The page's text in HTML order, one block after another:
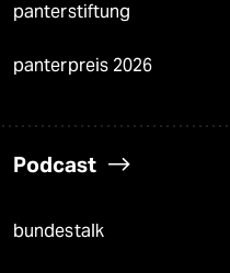
panterstiftung
panterpreis 2026
Podcast
bundestalk